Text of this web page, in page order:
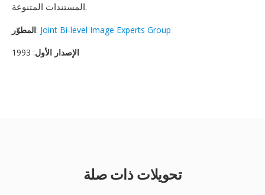
المستندات المتنوعة.
المطوّر: Joint Bi-level Image Experts Group
الإصدار الأول: 1993
تحويلات ذات صلة